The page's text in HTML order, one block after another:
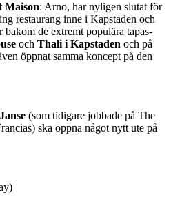
Maison: Arno, har nyligen slutat för
restaurang inne i Kapstaden och
de extremt populära tapas-
och Thali i Kapstaden och på
öppnat samma koncept på den
(som tidigare jobbade på The
ska öppna något nytt ute på